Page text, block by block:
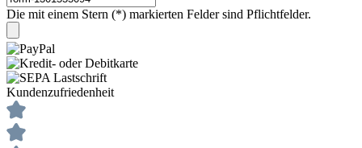
Die mit einem Stern (*) markierten Felder sind Pflichtfelder.
Kundenzufriedenheit